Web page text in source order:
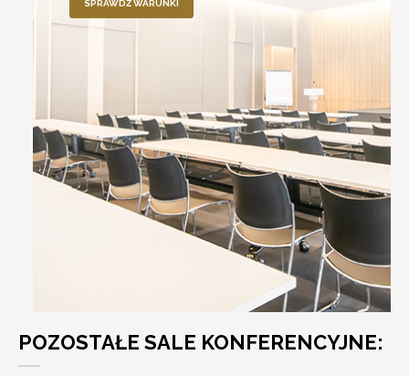
SPRAWDŹ WARUNKI
POZOSTAŁE SALE KONFERENCYJNE: